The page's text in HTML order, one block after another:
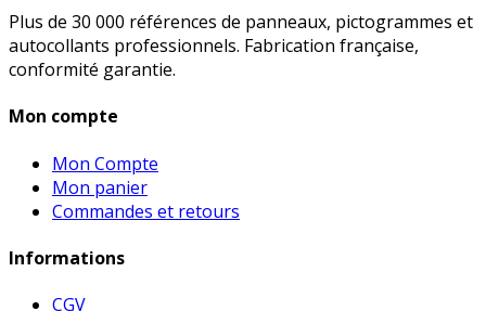
Plus de 30 000 références de panneaux, pictogrammes et
autocollants professionnels. Fabrication française,
conformité garantie.
Mon compte
Mon Compte
Mon panier
Commandes et retours
Informations
CGV